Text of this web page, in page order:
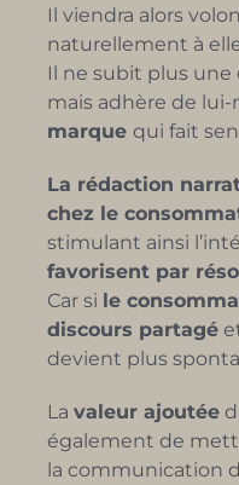
Il viendra alors
naturellement à
Il ne subit plus
mais adhère de lui-
marque qui fait
La rédaction
chez le
stimulant ainsi
favorisent par
Car si le
discours partagé
devient plus
La valeur ajoutée
également de
la communication